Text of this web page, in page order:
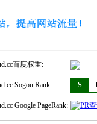
百度权重:
Sogou Rank: S
Google PageRank: